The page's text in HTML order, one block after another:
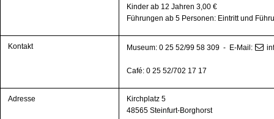
Kinder ab 12 Jahren 3,00 €
Führungen ab 5 Personen: Eintritt und
Kontakt Museum: 0 25 52/99 58 309 - E-Mail:
Café: 0 25 52/702 17 17
Adresse
Kirchplatz 5
48565 Steinfurt-Borghorst